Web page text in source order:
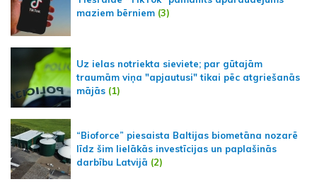
maziem bērniem (3)
Uz ielas notriekta sieviete; par gūtajām
traumām viņa "apjautusi" tikai pēc atgriešanās
mājās (1)
“Bioforce” piesaista Baltijas biometāna nozarē
līdz šim lielākās investīcijas un paplašinās
darbību Latvijā (2)